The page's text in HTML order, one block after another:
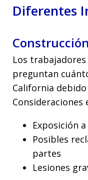
Diferentes
Construcción
Los
preguntan
California
Consideraciones
Exposición
Posibles
partes
Lesiones